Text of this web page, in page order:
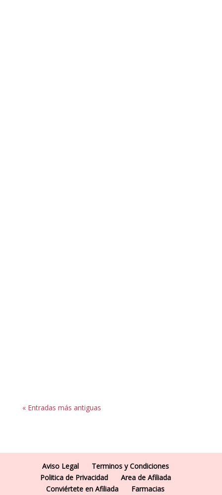
« Entradas más antiguas
Aviso Legal
Terminos y Condiciones
Politica de Privacidad
Area de Afiliada
Conviértete en Afiliada
Farmacias